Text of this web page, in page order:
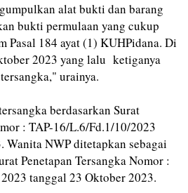
alat bukti dan barang
bukti permulaan yang cukup
Pasal 184 ayat (1) KUHPidana. Di
2023 yang lalu ketiganya
urainya.
berdasarkan Surat
: TAP-16/L.6/Fd.1/10/2023
Wanita NWP ditetapkan sebagai
Penetapan Tersangka Nomor :
tanggal 23 Oktober 2023.